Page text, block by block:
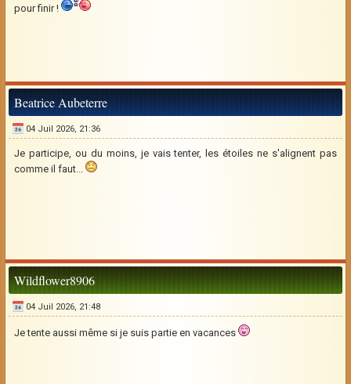
pour finir !
Beatrice Aubeterre
04 Juil 2026, 21:36
Je participe, ou du moins, je vais tenter, les étoiles ne s'alignent pas
comme il faut...
Wildflower8906
04 Juil 2026, 21:48
Je tente aussi même si je suis partie en vacances